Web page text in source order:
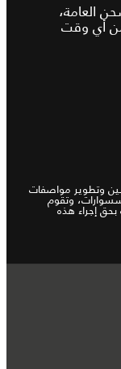
العامة،
أي وقت
وتطوير مواصفات
وتقوم
بحق إجراء هذه